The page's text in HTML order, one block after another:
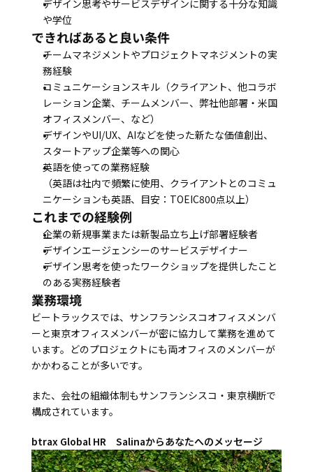
デザイン思考やサービスデザインに関する十分な知識
や学位
できればあると良い条件
チームマネジメントやプロジェクトマネジメントの実
務経験
コミュニケーションスキル（クライアント、他コラボ
レーション企業、チームメンバー、弊社他部署・米国
オフィスメンバー、など）
デザインやUI/UX、AIなどを使った新たな価値創出、
スタートアップ企業等への関心
英語を使っての業務経験
（英語は社内で頻繁に使用、クライアントとのコミュ
ニケーションも英語、目安：TOEIC800点以上）
これまでの経験例
企業の新規事業または新製品立ち上げ部署経験者
デザインエージェンシーのサービスデザイナー
デザイン思考を使ったワークショップを提供したこと
のある実務経験者
業務環境
ビートラックスでは、サンフランシスコオフィスメンバ
ーと東京オフィスメンバーが密に協力して業務を進めて
います。どのプロジェクトにも両オフィスのメンバーが
かかわることが多いです。
また、会社の組織体制もサンフランシスコ・東京横断で
構成されています。
btrax Global HR　Salinaからあなたへのメッセージ